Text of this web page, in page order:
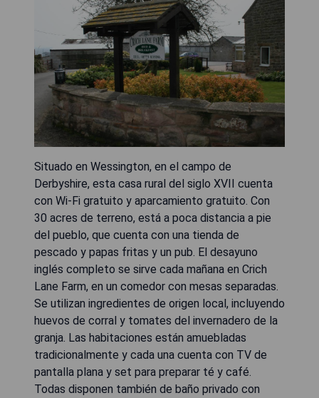
Situado en Wessington, en el campo de
Derbyshire, esta casa rural del siglo XVII cuenta
con Wi-Fi gratuito y aparcamiento gratuito. Con
30 acres de terreno, está a poca distancia a pie
del pueblo, que cuenta con una tienda de
pescado y papas fritas y un pub. El desayuno
inglés completo se sirve cada mañana en Crich
Lane Farm, en un comedor con mesas separadas.
Se utilizan ingredientes de origen local, incluyendo
huevos de corral y tomates del invernadero de la
granja. Las habitaciones están amuebladas
tradicionalmente y cada una cuenta con TV de
pantalla plana y set para preparar té y café.
Todas disponen también de baño privado con